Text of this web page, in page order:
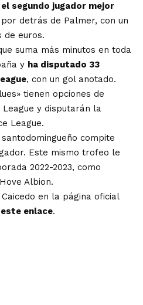
el segundo jugador mejor
detrás de Palmer, con un
de euros.
suma más minutos en toda
y ha disputado 33
, con un gol anotado.
tienen opciones de
y disputarán la
League.
compite
Este mismo trofeo le
2022-2023, como
Albion.
en la página oficial
enlace.